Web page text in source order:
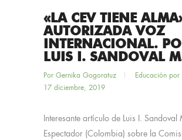
«LA CEV TIENE
AUTORIZADA VOZ
INTERNACIONAL.
LUIS I. SANDOVAL
Por Gernika Gogoratuz
Educación
17 diciembre, 2019
Interesante artículo de Luis I. Sandoval
Espectador (Colombia) sobre la